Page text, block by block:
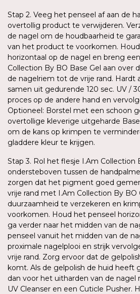
Stap 2. Veeg het penseel af aan de
overtollig product te verwijderen.
de nagel om de houdbaarheid te
van het product te voorkomen.
horizontaal op de nagel en breng
Collection By BO Base Gel aan over
de nagelriem tot de vrije rand. Hardt
samen uit gedurende 120 sec. UV /
proces op de andere hand en
Optioneel: Borstel met een schoon
overtollige kleverige uitgeharde
om de kans op krimpen te
gladdere kleur te krijgen.
Stap 3. Rol het flesje I.Am Collection
ondersteboven tussen de
zorgen dat het pigment goed
vrije rand met I.Am Collection By BO
duurzaamheid te verzekeren en
voorkomen. Houd het penseel
ga verder naar het midden van de
penseel vanuit het midden van de
proximale nagelplooi en strijk
vrije rand. Zorg ervoor dat de
komt. Als de gelpolish de huid heeft
dan voor het uitharden van de nagel
UV Cleanser en een Cuticle Pusher.